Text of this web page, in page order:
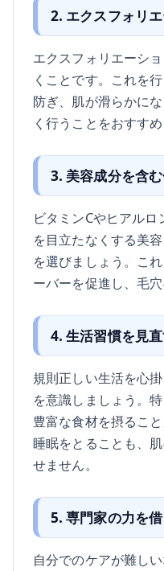
2. エクスフォリ
エクスフォリエーシ
くことです。これを
防ぎ、肌が滑らかに
く行うことをおすすめ
3. 美容成分を含
ビタミンCやヒアル
を目立たなくする美
を選びましょう。こ
ーバーを促進し、毛
4. 生活習慣を見
規則正しい生活を心
を意識しましょう。
豊富な食材を摂るこ
睡眠をとることも、
せません。
5. 専門家の力を
自分でのケアが難し